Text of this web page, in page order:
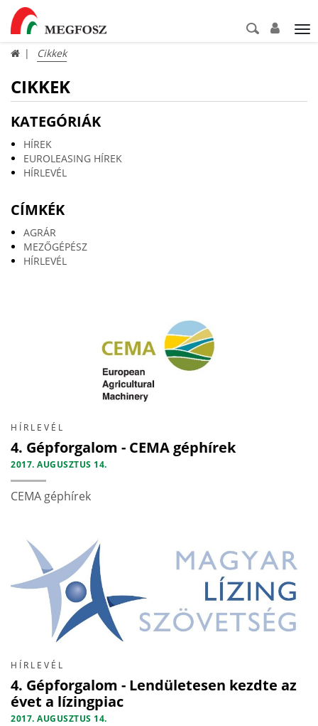
Cikkek
CIKKEK
KATEGÓRIÁK
HÍREK
EUROLEASING HÍREK
HÍRLEVÉL
CÍMKÉK
AGRÁR
MEZŐGÉPÉSZ
HÍRLEVÉL
HÍRLEVÉL
4. Gépforgalom - CEMA géphírek
2017. AUGUSZTUS 14.
CEMA géphírek
HÍRLEVÉL
4. Gépforgalom - Lendületesen kezdte az
évet a lízingpiac
2017. AUGUSZTUS 14.